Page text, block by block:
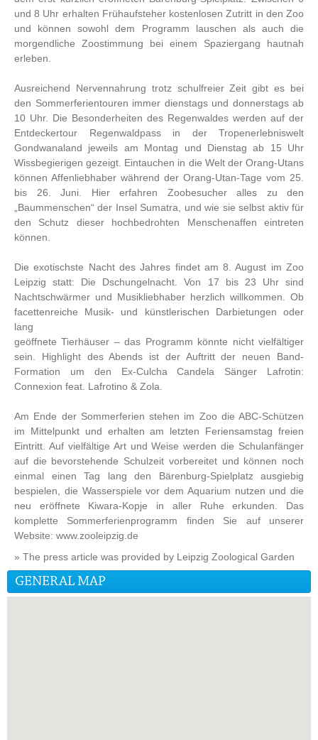
und 8 Uhr erhalten Frühaufsteher kostenlosen Zutritt in den Zoo
und können sowohl dem Programm lauschen als auch die
morgendliche Zoostimmung bei einem Spaziergang hautnah
erleben.
Ausreichend Nervennahrung trotz schulfreier Zeit gibt es bei
den Sommerferientouren immer dienstags und donnerstags ab
10 Uhr. Die Besonderheiten des Regenwaldes werden auf der
Entdeckertour Regenwaldpass in der Tropenerlebniswelt
Gondwanaland jeweils am Montag und Dienstag ab 15 Uhr
Wissbegierigen gezeigt. Eintauchen in die Welt der Orang-Utans
können Affenliebhaber während der Orang-Utan-Tage vom 25.
bis 26. Juni. Hier erfahren Zoobesucher alles zu den
„Baummenschen“ der Insel Sumatra, und wie sie selbst aktiv für
den Schutz dieser hochbedrohten Menschenaffen eintreten
können.
Die exotischste Nacht des Jahres findet am 8. August im Zoo
Leipzig statt: Die Dschungelnacht. Von 17 bis 23 Uhr sind
Nachtschwärmer und Musikliebhaber herzlich willkommen. Ob
facettenreiche Musik- und künstlerischen Darbietungen oder
lang
geöffnete Tierhäuser – das Programm könnte nicht vielfältiger
sein. Highlight des Abends ist der Auftritt der neuen Band-
Formation um den Ex-Culcha Candela Sänger Lafrotin:
Connexion feat. Lafrotino & Zola.
Am Ende der Sommerferien stehen im Zoo die ABC-Schützen
im Mittelpunkt und erhalten am letzten Feriensamstag freien
Eintritt. Auf vielfältige Art und Weise werden die Schulanfänger
auf die bevorstehende Schulzeit vorbereitet und können noch
einmal einen Tag lang den Bärenburg-Spielplatz ausgiebig
bespielen, die Wasserspiele vor dem Aquarium nutzen und die
neu eröffnete Kiwara-Kopje in aller Ruhe erkunden. Das
komplette Sommerferienprogramm finden Sie auf unserer
Website: www.zooleipzig.de
» The press article was provided by Leipzig Zoological Garden
GENERAL MAP